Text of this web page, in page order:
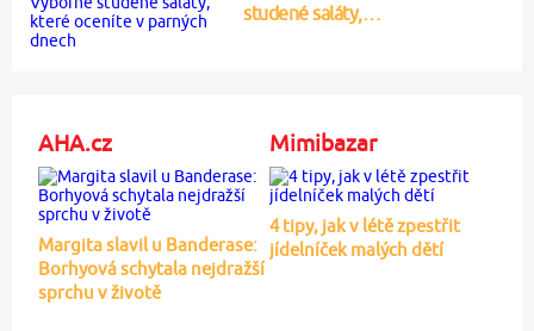
studené saláty,…
AHA.cz
Margita slavil u Banderase:
Borhyová schytala nejdražší
sprchu v životě
Mimibazar
4 tipy, jak v létě zpestřit
jídelníček malých dětí